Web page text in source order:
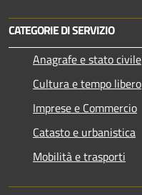
CATEGORIE DI SERVIZIO
Anagrafe e stato civile
Cultura e tempo libero
Imprese e Commercio
Catasto e urbanistica
Mobilità e trasporti